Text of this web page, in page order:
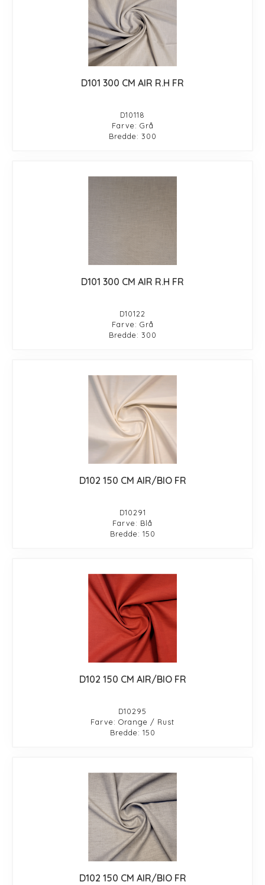
D101 300 CM AIR R.H FR
D10118
Farve: Grå
Bredde: 300
D101 300 CM AIR R.H FR
D10122
Farve: Grå
Bredde: 300
D102 150 CM AIR/BIO FR
D10291
Farve: Blå
Bredde: 150
D102 150 CM AIR/BIO FR
D10295
Farve: Orange / Rust
Bredde: 150
D102 150 CM AIR/BIO FR